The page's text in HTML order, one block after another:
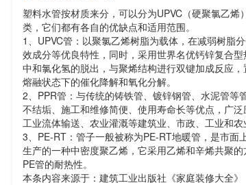
塑料水管按材质来分，可以分为UPVC（硬聚氯乙
类，它们都有各自的优缺点和适用范围。
1、UPVC管：以聚氯乙烯树脂为载体，在减弱树脂
效成分等优良特性，同时，采用世界名优钙锌复合
中和氯化氢的脱出，与聚烯结构进行双键加成反应
熔融状态下的催化降解和氧化分解。
2、PPR管：与传统的铸铁管、镀锌钢管、水泥管
不结垢、施工和维修简便、使用寿命长等优点，广
工业流体输送、农业灌溉等建筑业、市政、工业和农
3、PE-RT：管子一般被称为PE-RT地暖管，是市
生产的一种中密度聚乙烯，它采用乙烯和辛烯共聚
PE管的耐热性。
本条内容来源于：建筑工业出版社《家庭装修大全》